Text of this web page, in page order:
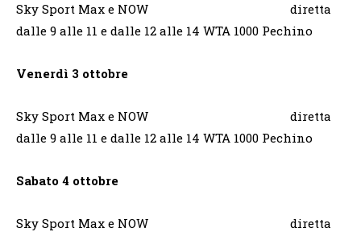
Sky Sport Max e NOW diretta
dalle 9 alle 11 e dalle 12 alle 14 WTA 1000 Pechino
Venerdì 3 ottobre
Sky Sport Max e NOW diretta
dalle 9 alle 11 e dalle 12 alle 14 WTA 1000 Pechino
Sabato 4 ottobre
Sky Sport Max e NOW diretta